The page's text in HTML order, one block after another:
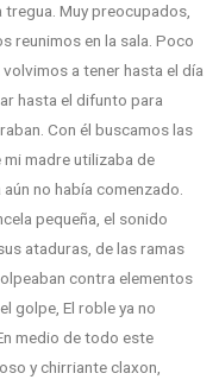
Muy preocupados,
reunimos en la sala. Poco
a tener hasta el día
hasta el difunto para
Con él buscamos las
mi madre utilizaba de
no había comenzado.
pequeña, el sonido
ataduras, de las ramas
contra elementos
golpe, El roble ya no
medio de todo este
y chirriante claxon,